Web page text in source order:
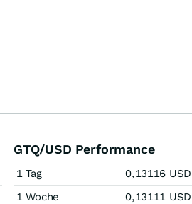
GTQ/USD Performance
1 Tag 0,13116 USD
1 Woche
0,13111 USD